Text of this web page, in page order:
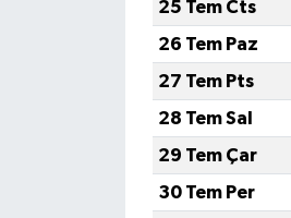
25 Tem Cts
26 Tem Paz
27 Tem Pts
28 Tem Sal
29 Tem Çar
30 Tem Per